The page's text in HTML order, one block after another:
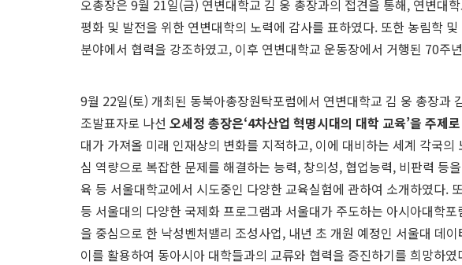
오총장은 9월 21일(금) 연변대학교 김 웅 총장과의 접견을 통해, 연변대
평화 및 발전을 위한 연변대학의 노력에 감사를 표하였다. 또한 농림학
분야에서 협력을 강조하였고, 이후 연변대학교 운동장에서 거행된 70주
9월 22일(토) 개최된 동북아총장원탁포럼에서 연변대학교 김 웅 총장과
조발표자로 나선 오세정 총장은‘4차산업 혁명시대의 대학 교육’을 주제
대가 가져올 미래 인재상의 변화를 지적하고, 이에 대비하는 세계 각국
심 역량으로 복잡한 문제를 해결하는 능력, 창의성, 협업능력, 비판력 등
육 등 서울대학교에서 시도중인 다양한 교육실험에 관하여 소개하였다
등 서울대의 다양한 국제화 프로그램과 서울대가 주도하는 아시아대학
을 중심으로 한 낙성벤처밸리 조성사업, 내년 초 개원 예정인 서울대 데
이를 활용하여 동아시아 대학들과의 교류와 협력을 증진하기를 희망하였